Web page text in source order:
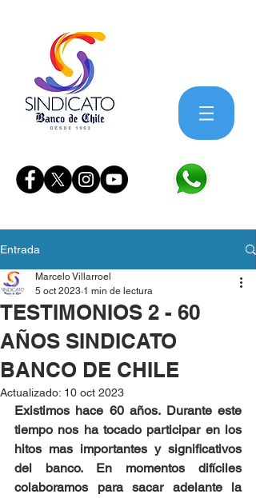
Entrada
TESTIMONIOS 2 - 60
AÑOS SINDICATO
BANCO DE CHILE
Marcelo Villarroel
5 oct 2023 1 min de lectura
Actualizado: 10 oct 2023
Existimos hace 60 años. Durante este
tiempo nos ha tocado participar en los
hitos mas importantes y significativos
del banco. En momentos difíciles
colaboramos para sacar adelante la